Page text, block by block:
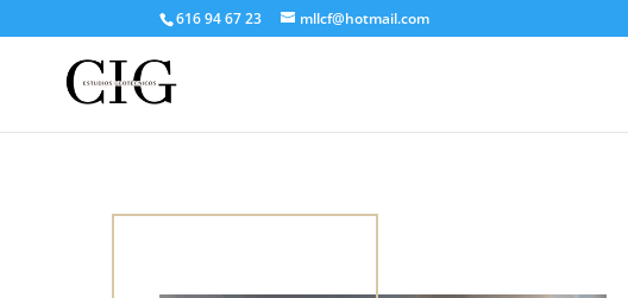
616 94 67 23 mllcf@hotmail.com